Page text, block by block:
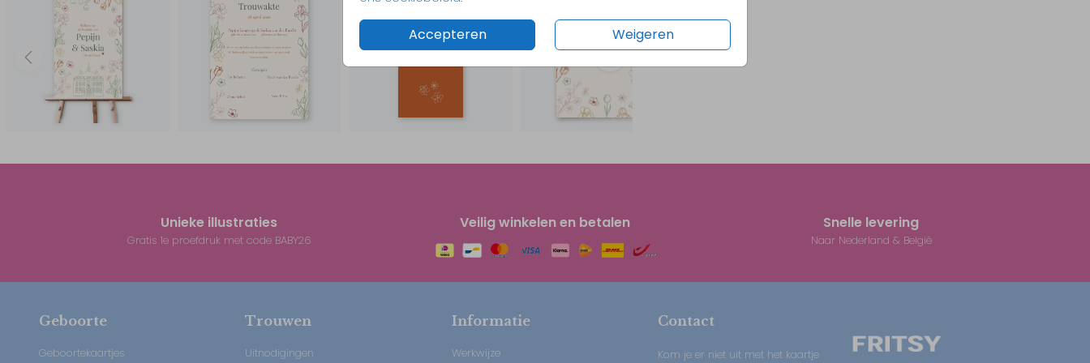
Accepteren Weigeren
Unieke illustraties
Gratis 1e proefdruk met code BABY26
Veilig winkelen en betalen Snelle levering
Naar Nederland & België
Geboorte
Geboortekaartjes
Trouwen
Uitnodigingen
Informatie
Werkwijze
Contact
Kom je er niet uit met het kaartje